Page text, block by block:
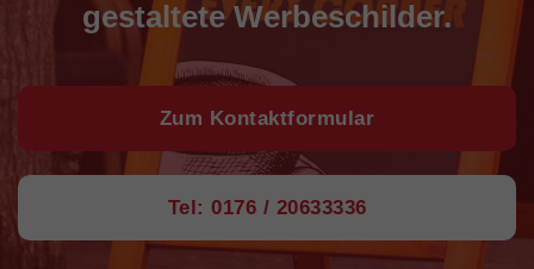
gestaltete Werbeschilder.
Zum Kontaktformular
Tel: 0176 / 20633336